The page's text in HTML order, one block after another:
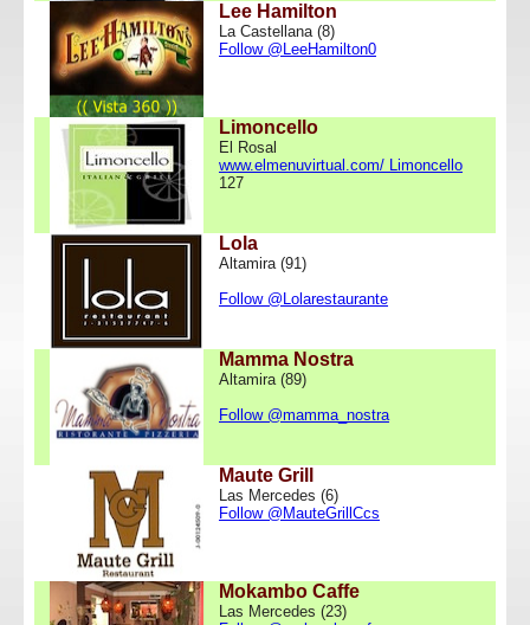
Lee Hamilton
La Castellana (8)
Follow @LeeHamilton0
Limoncello
El Rosal
www.elmenuvirtual.com/ Limoncello
127
Lola
Altamira (91)
Follow @Lolarestaurante
Mamma Nostra
Altamira (89)
Follow @mamma_nostra
Maute Grill
Las Mercedes (6)
Follow @MauteGrillCcs
Mokambo Caffe
Las Mercedes (23)